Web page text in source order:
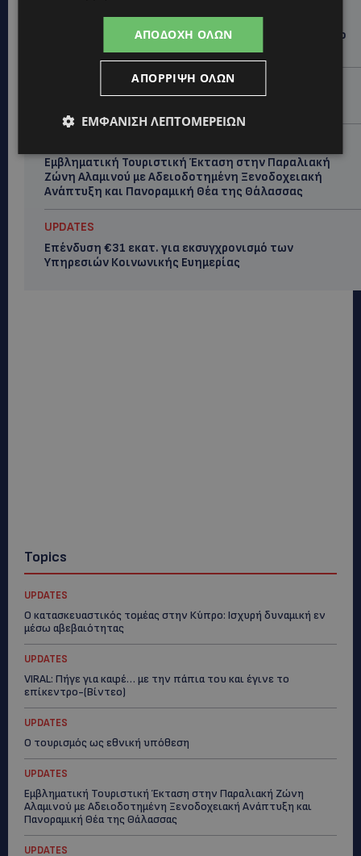
VIRAL: Πήγε για καφέ… με την πάπια του και έγινε το
επίκεντρο-(Βίντεο)
Εμβληματική Τουριστική Έκταση στην Παραλιακή
Ζώνη Αλαμινού με Αδειοδοτημένη Ξενοδοχειακή
Ανάπτυξη και Πανοραμική Θέα της Θάλασσας
UPDATES
Επένδυση €31 εκατ. για εκσυγχρονισμό των
Υπηρεσιών Κοινωνικής Ευημερίας
Topics
UPDATES
Ο κατασκευαστικός τομέας στην Κύπρο: Ισχυρή δυναμική εν
μέσω αβεβαιότητας
UPDATES
VIRAL: Πήγε για καφέ… με την πάπια του και έγινε το
επίκεντρο-(Βίντεο)
UPDATES
Ο τουρισμός ως εθνική υπόθεση
UPDATES
Εμβληματική Τουριστική Έκταση στην Παραλιακή Ζώνη
Αλαμινού με Αδειοδοτημένη Ξενοδοχειακή Ανάπτυξη και
Πανοραμική Θέα της Θάλασσας
UPDATES
ΑΠΟΔΟΧΉ ΌΛΩΝ
ΑΠΌΡΡΙΨΗ ΌΛΩΝ
ΕΜΦΆΝΙΣΗ ΛΕΠΤΟΜΕΡΕΙΏΝ